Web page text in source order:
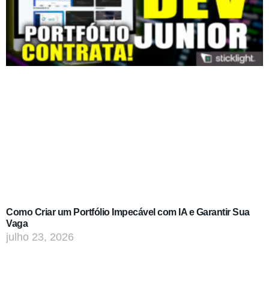
Como Criar um Portfólio Impecável com IA e Garantir Sua
Vaga
julho 23, 2026